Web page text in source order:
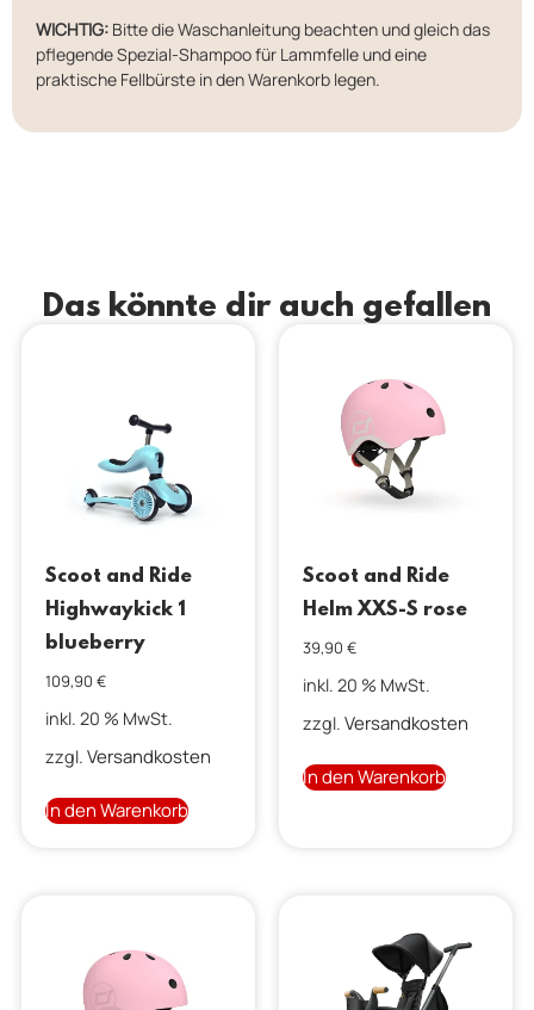
WICHTIG: Bitte die Waschanleitung beachten und gleich das
pflegende Spezial-Shampoo für Lammfelle und eine
praktische Fellbürste in den Warenkorb legen.
Das könnte dir auch gefallen
Scoot and Ride
Highwaykick 1
blueberry
109,90 €
inkl. 20 % MwSt.
zzgl. Versandkosten
In den Warenkorb
Scoot and Ride
Helm XXS-S rose
39,90 €
inkl. 20 % MwSt.
zzgl. Versandkosten
In den Warenkorb